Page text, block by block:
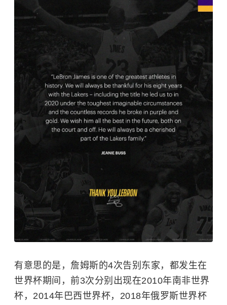
有意思的是，詹姆斯的4次告别东家，都发生在
世界杯期间，前3次分别出现在2010年南非世界
杯，2014年巴西世界杯，2018年俄罗斯世界杯